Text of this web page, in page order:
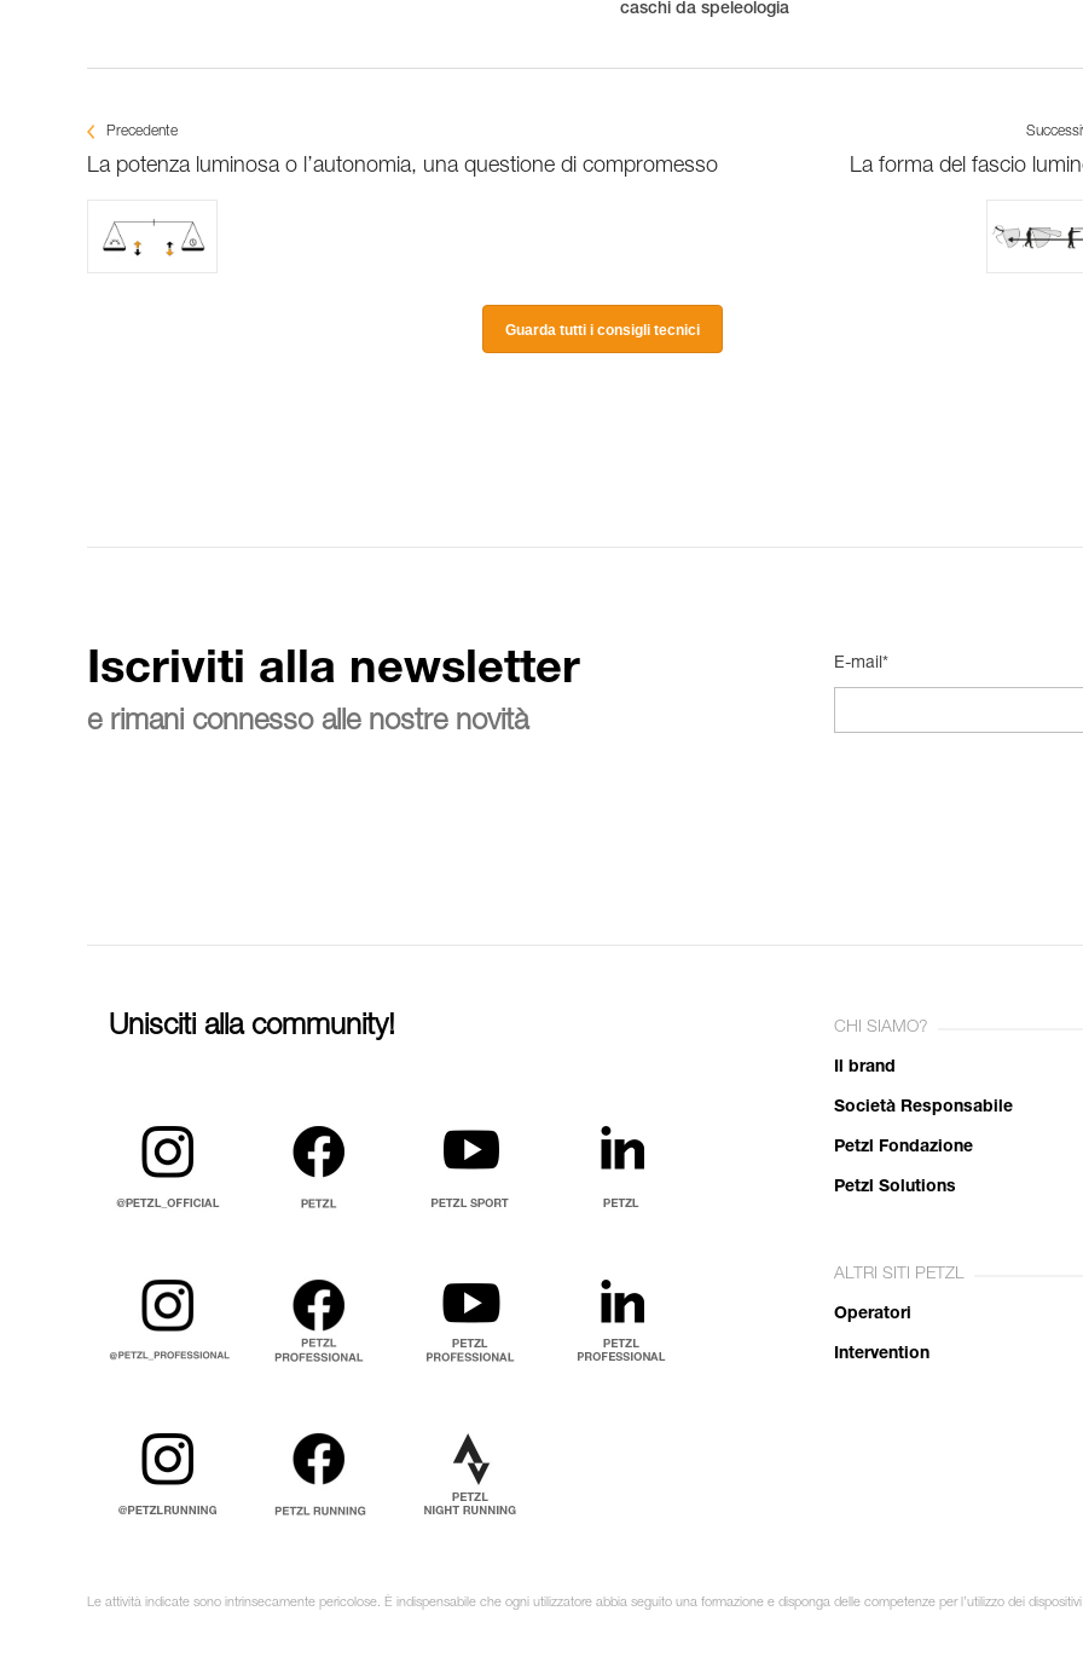
caschi da speleologia
Precedente
La potenza luminosa o l’autonomia, una questione di compromesso La forma del fascio
Guarda tutti i consigli tecnici
Iscriviti alla newsletter
e rimani connesso alle nostre novità
E-mail*
Unisciti alla community! CHI SIAMO?
Il brand
Società Responsabile
Petzl Fondazione
Petzl Solutions
ALTRI SITI PETZL
Operatori
Intervention
Le attività indicate sono intrinsecamente pericolose. È indispensabile che ogni utilizzatore abbia seguito una formazione e disponga delle competenze per l’utilizzo dei